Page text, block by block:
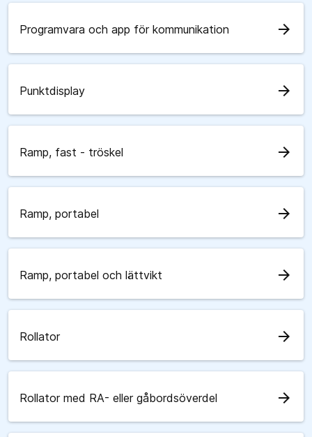
Programvara och app för kommunikation arrow_forward
Punktdisplay arrow_forward
Ramp, fast - tröskel arrow_forward
Ramp, portabel arrow_forward
Ramp, portabel och lättvikt arrow_forward
Rollator arrow_forward
Rollator med RA- eller gåbordsöverdel arrow_forward